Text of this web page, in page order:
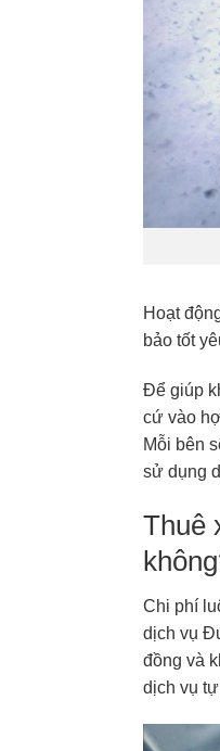
Hoạt
bảo tốt
Để giúp
cứ vào
Mỗi bên
sử dụng
Thuê
Chi phí
dịch vụ
đồng và
dịch vụ